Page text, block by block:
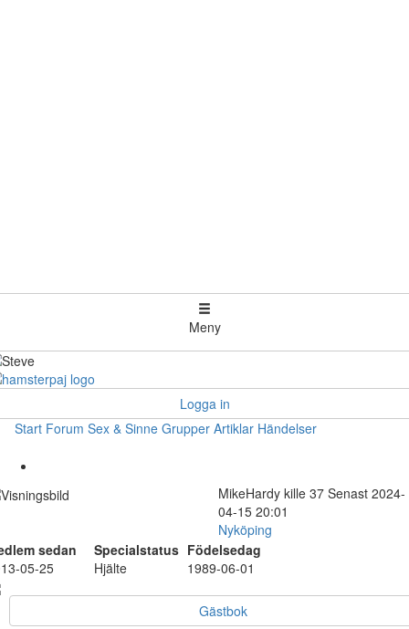
Meny
Logga in
Start Forum Sex & Sinne Grupper Artiklar Händelser
MikeHardy kille 37 Senast 2024-
04-15 20:01
Nyköping
sedan
Specialstatus Födelsedag
05-25
Hjälte 1989-06-01
Gästbok